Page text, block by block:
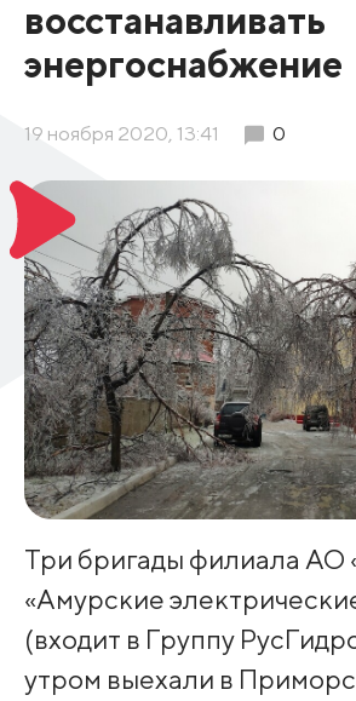
восстанавливать
энергоснабжение
19 ноября 2020, 13:41 0
Три бригады филиала АО
«Амурские
(входит в Группу
утром выехали в